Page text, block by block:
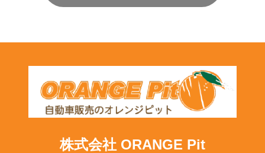
株式会社 ORANGE Pit